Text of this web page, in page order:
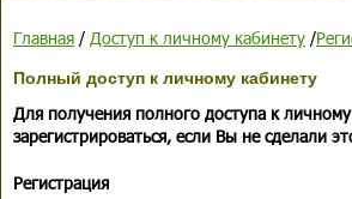
Главная / Доступ к личному кабинету /
Полный доступ к личному кабинету
Для получения полного доступа к
зарегистрироваться, если Вы не сделали
Регистрация